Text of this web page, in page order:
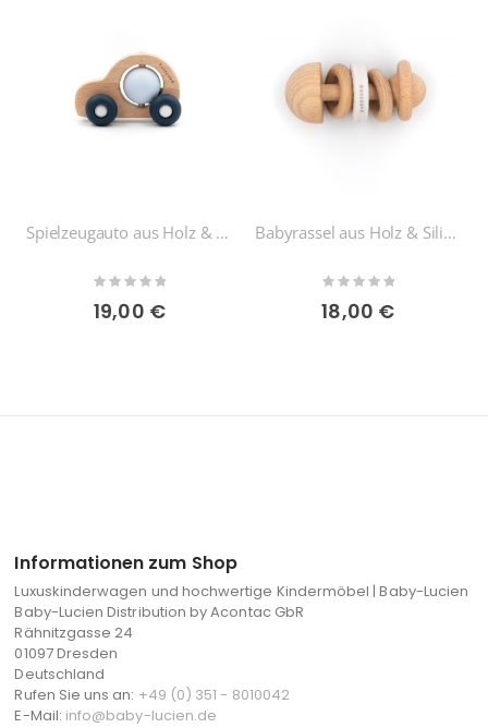
Spielzeugauto aus Holz & Silikon
Rating:
0%
19,00 €
Babyrassel aus Holz & Silikon
Rating:
0%
18,00 €
Informationen zum Shop
Luxuskinderwagen und hochwertige Kindermöbel | Baby-Lucien
Baby-Lucien Distribution by Acontac GbR
Rähnitzgasse 24
01097 Dresden
Deutschland
Rufen Sie uns an: +49 (0) 351 - 8010042
E-Mail: info@baby-lucien.de